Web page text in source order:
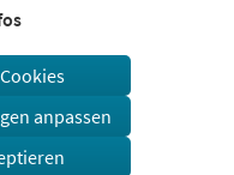
anpassen